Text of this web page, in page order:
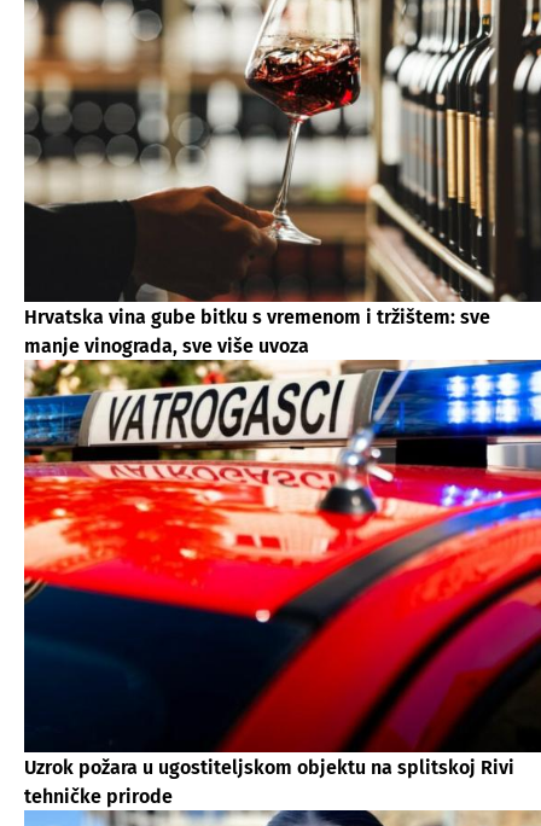
Hrvatska vina gube bitku s vremenom i tržištem: sve
manje vinograda, sve više uvoza
Uzrok požara u ugostiteljskom objektu na splitskoj Rivi
tehničke prirode